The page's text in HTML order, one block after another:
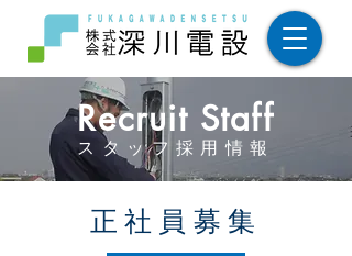
Recruit Staff
スタッフ採用情報
正社員募集